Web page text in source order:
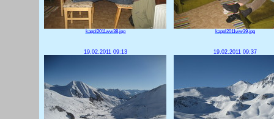
kappl2011ww38.jpg kappl2011ww39.jpg
19.02.2011 09:13 19.02.2011 09:37